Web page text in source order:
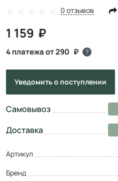
0 отзывов
1 159
4 платежа от 290 ?
Уведомитьо поступлении
Самовывоз
Доставка
Артикул
Бренд